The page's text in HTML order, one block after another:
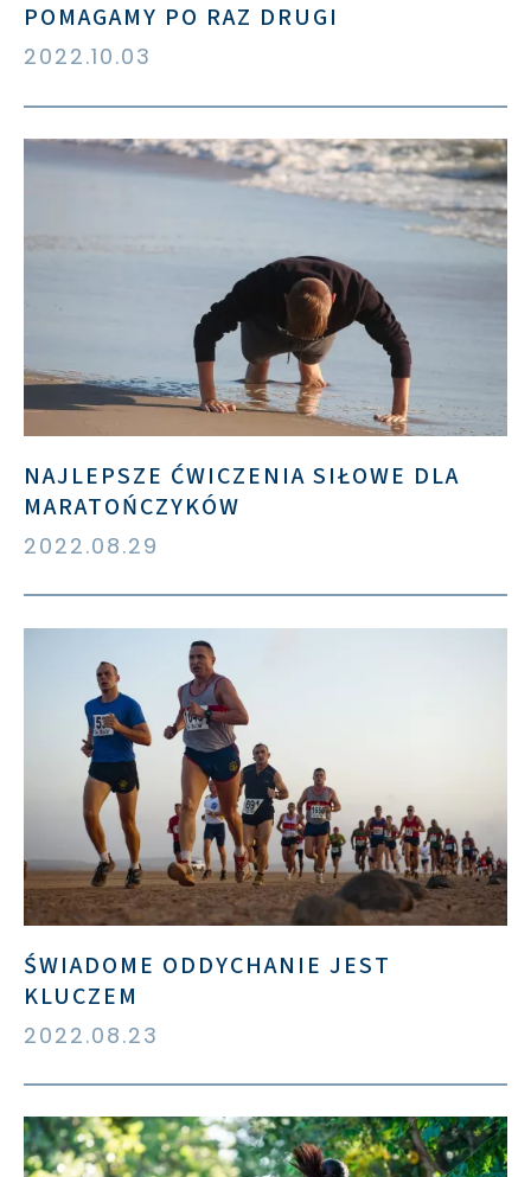
POMAGAMY PO RAZ DRUGI
2022.10.03
NAJLEPSZE ĆWICZENIA SIŁOWE DLA
MARATOŃCZYKÓW
2022.08.29
ŚWIADOME ODDYCHANIE JEST
KLUCZEM
2022.08.23